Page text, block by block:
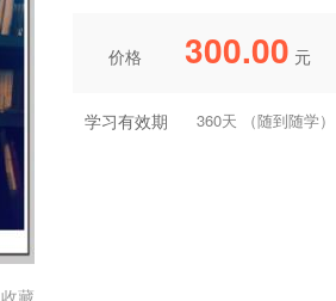
收藏
价格 300.00 元
学习有效期 360天 （随到随学）